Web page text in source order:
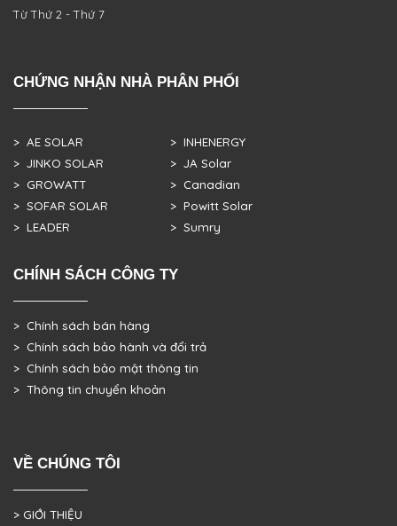
Từ Thứ 2 - Thứ 7
CHỨNG NHẬN NHÀ PHÂN PHỐI
> AE SOLAR
> JINKO SOLAR
> GROWATT
> SOFAR SOLAR
> LEADER
> INHENERGY
> JA Solar
> Canadian
> Powitt Solar
> Sumry
CHÍNH SÁCH CÔNG TY
> Chính sách bán hàng
> Chính sách bảo hành và đổi trả
> Chính sách bảo mật thông tin
> Thông tin chuyển khoản
VỀ CHÚNG TÔI
> GIỚI THIỆU